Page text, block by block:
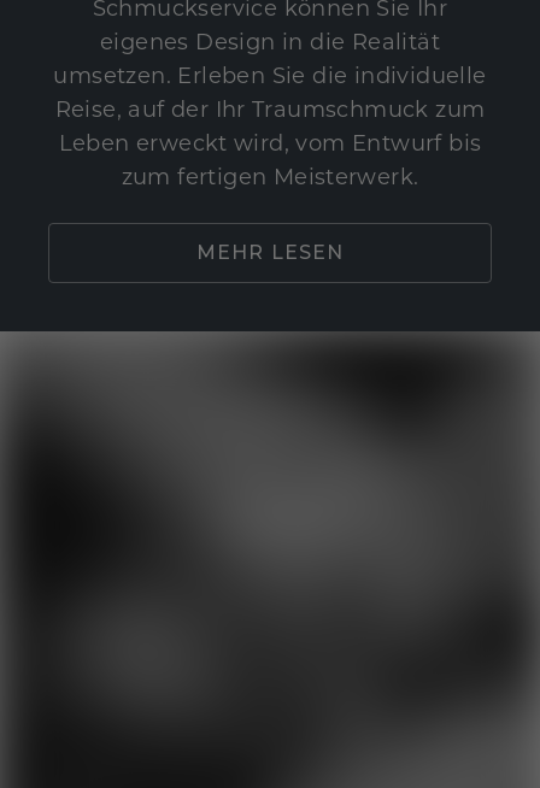
Schmuckservice können Sie Ihr
eigenes Design in die Realität
umsetzen. Erleben Sie die individuelle
Reise, auf der Ihr Traumschmuck zum
Leben erweckt wird, vom Entwurf bis
zum fertigen Meisterwerk.
MEHR LESEN